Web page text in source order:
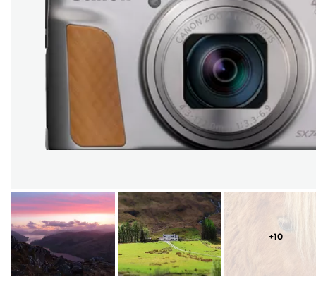
+10